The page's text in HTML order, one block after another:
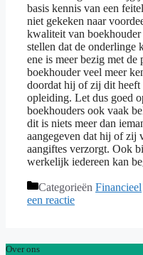
basis kennis van een
niet gekeken naar
kwaliteit van
stellen dat de
ene is meer bezig met
boekhouder veel meer
doordat hij of zij dit heeft
opleiding. Let dus goed
boekhouders ook vaak
dit is niets meer dan
aangegeven dat hij of zij
aangiftes verzorgt. Ook
werkelijk iedereen kan
Categorieën Financieel
een reactie
Over ons